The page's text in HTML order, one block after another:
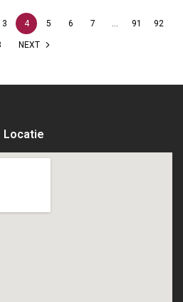
3 4 5 6 7 91 92
NEXT
Locatie